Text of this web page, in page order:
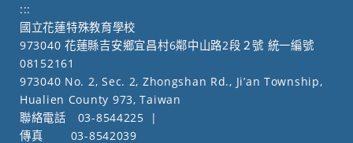
:::
國立花蓮特殊教育學校
973040 花蓮縣吉安鄉宜昌村6鄰中山路2段２號 統一編號
08152161
973040 No. 2, Sec. 2, Zhongshan Rd., Ji’an Township,
Hualien County 973, Taiwan
聯絡電話
03-8544225
|
傳真
03-8542039